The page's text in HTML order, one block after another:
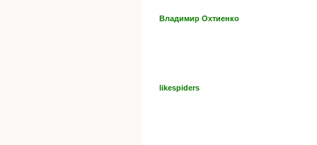
Владимир Охтиенко
likespiders